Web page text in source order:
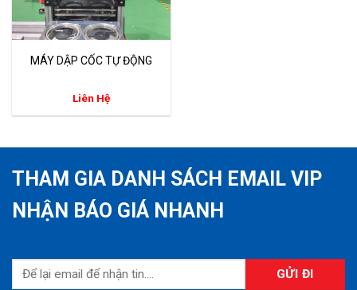
MÁY DẬP CỐC TỰ ĐỘNG
Liên Hệ
THAM GIA DANH SÁCH EMAIL VIP
NHẬN BÁO GIÁ NHANH